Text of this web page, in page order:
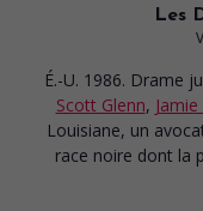
Les
É.-U. 1986. Drame
Scott Glenn,
Louisiane, un
race noire dont la